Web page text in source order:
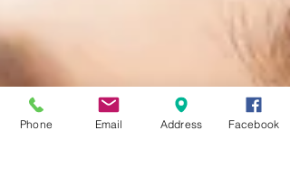
Phone Email Address Facebook